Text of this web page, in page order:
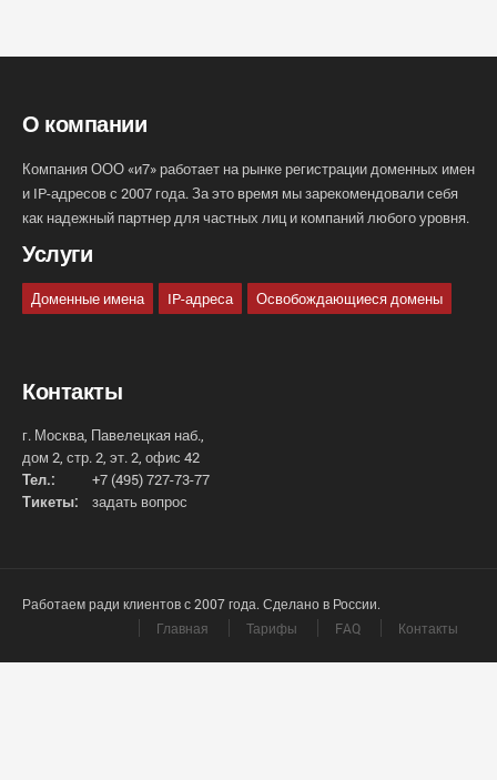
О компании
Компания ООО «и7» работает на рынке регистрации доменных имен
и IP-адресов с 2007 года. За это время мы зарекомендовали себя
как надежный партнер для частных лиц и компаний любого уровня.
Услуги
Доменные имена IP-адреса Освобождающиеся домены
Контакты
г. Москва, Павелецкая наб.,
дом 2, стр. 2, эт. 2, офис 42
Тел.:
+7 (495) 727-73-77
Тикеты:
задать вопрос
Работаем ради клиентов с 2007 года. Сделано в России.
Главная
Тарифы FAQ Контакты